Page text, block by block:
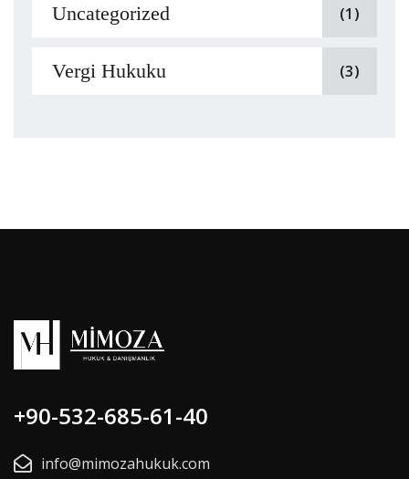
Uncategorized (1)
Vergi Hukuku (3)
+90-532-685-61-40
info@mimozahukuk.com